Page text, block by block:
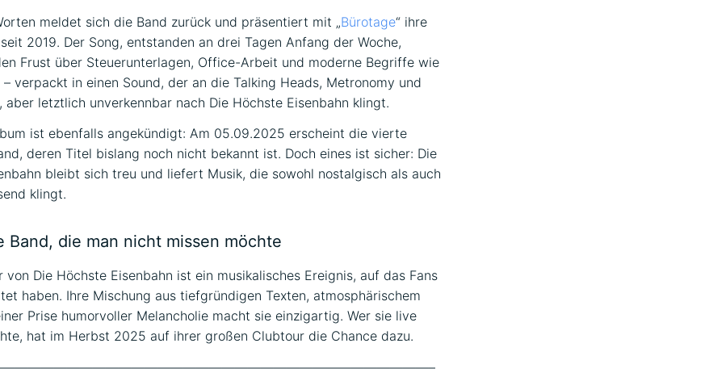
meldet sich die Band zurück und präsentiert mit „Bürotage“ ihre
2019. Der Song, entstanden an drei Tagen Anfang der Woche,
Frust über Steuerunterlagen, Office-Arbeit und moderne Begriffe wie
– verpackt in einen Sound, der an die Talking Heads, Metronomy und
aber letztlich unverkennbar nach Die Höchste Eisenbahn klingt.
ist ebenfalls angekündigt: Am 05.09.2025 erscheint die vierte
deren Titel bislang noch nicht bekannt ist. Doch eines ist sicher: Die
bleibt sich treu und liefert Musik, die sowohl nostalgisch als auch
klingt.
Band, die man nicht missen möchte
von Die Höchste Eisenbahn ist ein musikalisches Ereignis, auf das Fans
haben. Ihre Mischung aus tiefgründigen Texten, atmosphärischem
Prise humorvoller Melancholie macht sie einzigartig. Wer sie live
hat im Herbst 2025 auf ihrer großen Clubtour die Chance dazu.